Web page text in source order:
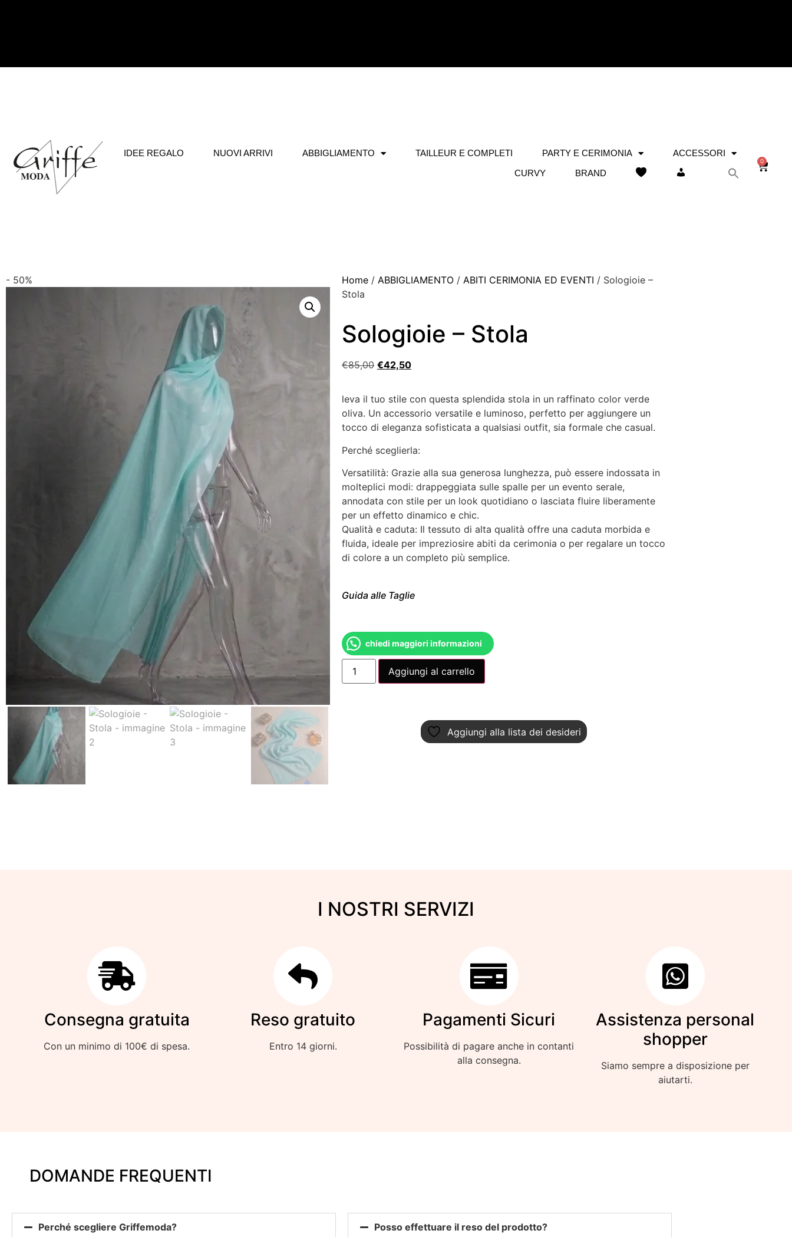
IDEE REGALO NUOVI ARRIVI ABBIGLIAMENTO TAILLEUR E COMPLETI PARTY E CERIMONIA
ACCESSORI
CURVY
BRAND WISHLIST IL MIO ACCOUNT
0
- 50% Home / ABBIGLIAMENTO / ABITI CERIMONIA ED EVENTI / Sologioie –
Stola
Sologioie – Stola
€85,00 €42,50
leva il tuo stile con questa splendida stola in un raffinato color verde
oliva. Un accessorio versatile e luminoso, perfetto per aggiungere un
tocco di eleganza sofisticata a qualsiasi outfit, sia formale che casual.
Perché sceglierla:
Versatilità: Grazie alla sua generosa lunghezza, può essere indossata in
molteplici modi: drappeggiata sulle spalle per un evento serale,
annodata con stile per un look quotidiano o lasciata fluire liberamente
per un effetto dinamico e chic.
Qualità e caduta: Il tessuto di alta qualità offre una caduta morbida e
fluida, ideale per impreziosire abiti da cerimonia o per regalare un tocco
di colore a un completo più semplice.
Guida alle Taglie
chiedi maggiori informazioni
Aggiungi al carrello
Aggiungi alla lista dei desideri
I NOSTRI SERVIZI
Consegna gratuita
Con un minimo di 100€ di spesa.
Reso gratuito
Entro 14 giorni.
Pagamenti Sicuri
Possibilità di pagare anche in contanti
alla consegna.
Assistenza personal
shopper
Siamo sempre a disposizione per
aiutarti.
DOMANDE FREQUENTI
Perché scegliere Griffemoda? Posso effettuare il reso del prodotto?